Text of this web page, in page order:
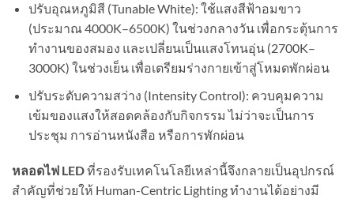
ปรับอุณหภูมิสี (Tunable White): ใช้แสงสีฟ้าอมขาว
(ประมาณ 4000K–6500K) ในช่วงกลางวัน เพื่อกระตุ้นการ
ทำงานของสมอง และเปลี่ยนเป็นแสงโทนอุ่น (2700K–
3000K) ในช่วงเย็น เพื่อเตรียมร่างกายเข้าสู่โหมดพักผ่อน
ปรับระดับความสว่าง (Intensity Control): ควบคุมความ
เข้มของแสงให้สอดคล้องกับกิจกรรม ไม่ว่าจะเป็นการ
ประชุม การอ่านหนังสือ หรือการพักผ่อน
หลอดไฟ LEDที่รองรับเทคโนโลยีเหล่านี้จึงกลายเป็นอุปกรณ์
สำคัญที่ช่วยให้ Human-Centric Lighting ทำงานได้อย่างมี